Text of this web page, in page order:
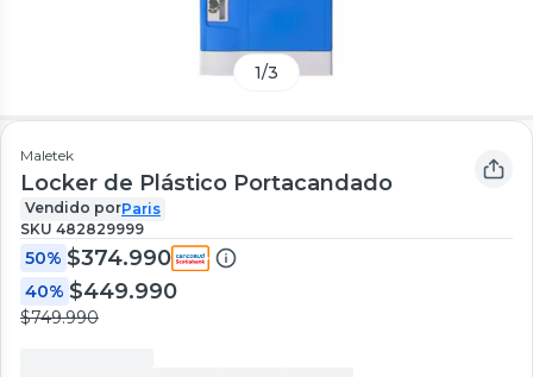
1/3
Maletek
Locker de Plástico Portacandado
Vendido porParis
SKU 482829999
50% $374.990
40% $449.990
$749.990